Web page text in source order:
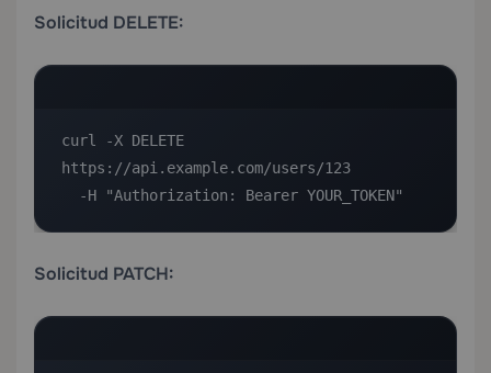
Solicitud DELETE:
curl -X DELETE
https://api.example.com/users/123
  -H "Authorization: Bearer YOUR_TOKEN"
Solicitud PATCH: